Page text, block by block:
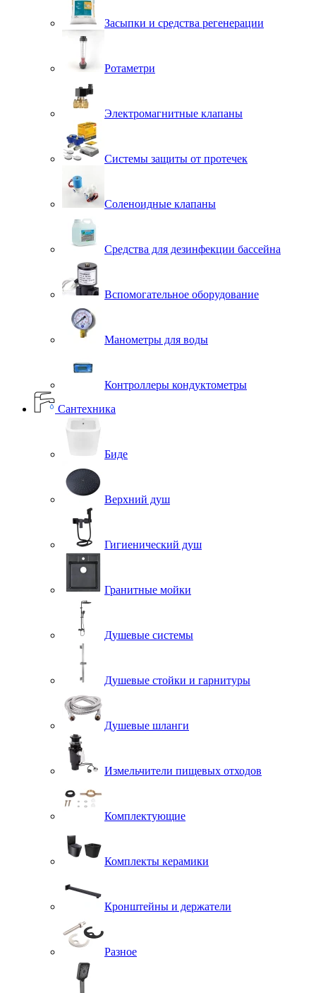
Засыпки и средства регенерации
Ротаметри
Электромагнитные клапаны
Системы защиты от протечек
Соленоидные клапаны
Средства для дезинфекции бассейна
Вспомогательное оборудование
Манометры для воды
Контроллеры кондуктометры
Сантехника
Биде
Верхний душ
Гигиенический душ
Гранитные мойки
Душевые системы
Душевые стойки и гарнитуры
Душевые шланги
Измельчители пищевых отходов
Комплектующие
Комплекты керамики
Кронштейны и держатели
Разное